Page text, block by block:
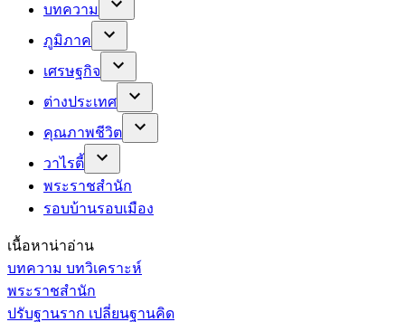
บทความ
ภูมิภาค
เศรษฐกิจ
ต่างประเทศ
คุณภาพชีวิต
วาไรตี้
พระราชสำนัก
รอบบ้านรอบเมือง
เนื้อหาน่าอ่าน
บทความ บทวิเคราะห์
พระราชสำนัก
ปรับฐานราก เปลี่ยนฐานคิด